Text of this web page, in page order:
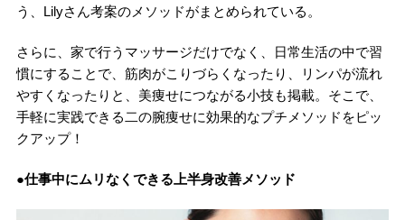
う、Lilyさん考案のメソッドがまとめられている。
さらに、家で行うマッサージだけでなく、日常生活の中で習
慣にすることで、筋肉がこりづらくなったり、リンパが流れ
やすくなったりと、美痩せにつながる小技も掲載。そこで、
手軽に実践できる二の腕痩せに効果的なプチメソッドをピッ
クアップ！
●仕事中にムリなくできる上半身改善メソッド